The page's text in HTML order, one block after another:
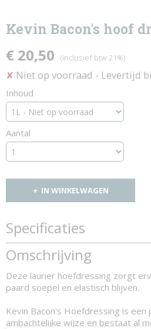
Kevin Bacon's hoof
€ 20,50 (inclusief btw 21%)
✘ Niet op voorraad - Levertijd
Inhoud
Aantal
IN WINKELWAGEN
Specificaties
Productcode
1320-11597
Omschrijving
Deze laurier hoefdressing zorgt
paard soepel en elastisch blijven.
Kevin Bacon's Hoefdressing is
ambachtelijke wijze en bestaat al